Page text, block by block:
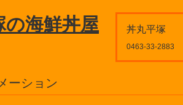
丼丸平塚
0463-33-2883
の海鮮丼屋
ーション